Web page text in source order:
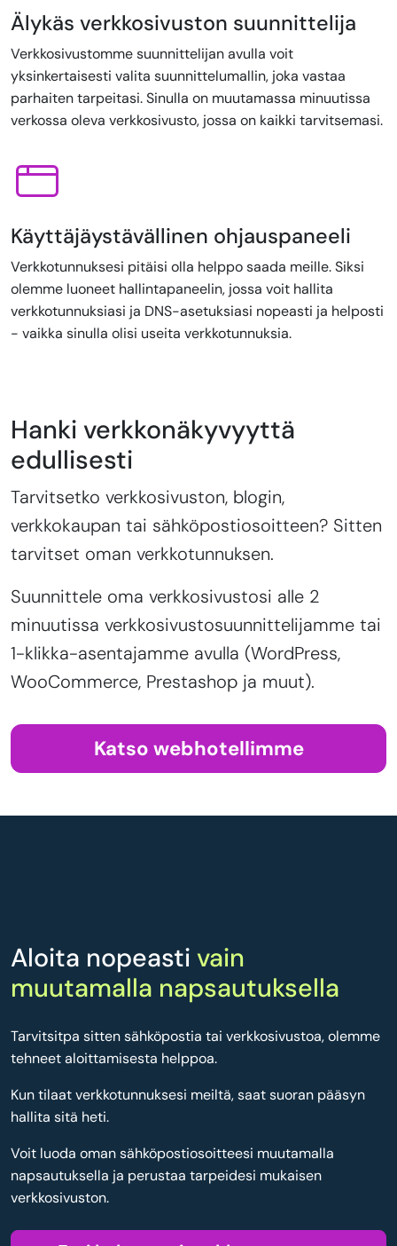
Älykäs verkkosivuston suunnittelija
Verkkosivustomme suunnittelijan avulla voit
yksinkertaisesti valita suunnittelumallin, joka vastaa
parhaiten tarpeitasi. Sinulla on muutamassa minuutissa
verkossa oleva verkkosivusto, jossa on kaikki tarvitsemasi.
Käyttäjäystävällinen ohjauspaneeli
Verkkotunnuksesi pitäisi olla helppo saada meille. Siksi
olemme luoneet hallintapaneelin, jossa voit hallita
verkkotunnuksiasi ja DNS-asetuksiasi nopeasti ja helposti
- vaikka sinulla olisi useita verkkotunnuksia.
Hanki verkkonäkyvyyttä
edullisesti
Tarvitsetko verkkosivuston, blogin,
verkkokaupan tai sähköpostiosoitteen? Sitten
tarvitset oman verkkotunnuksen.
Suunnittele oma verkkosivustosi alle 2
minuutissa verkkosivustosuunnittelijamme tai
1-klikka-asentajamme avulla (WordPress,
WooCommerce, Prestashop ja muut).
Katso webhotellimme
Aloita nopeasti vain
muutamalla napsautuksella
Tarvitsitpa sitten sähköpostia tai verkkosivustoa, olemme
tehneet aloittamisesta helppoa.
Kun tilaat verkkotunnuksesi meiltä, saat suoran pääsyn
hallita sitä heti.
Voit luoda oman sähköpostiosoitteesi muutamalla
napsautuksella ja perustaa tarpeidesi mukaisen
verkkosivuston.